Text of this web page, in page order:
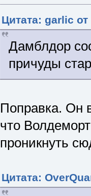
Цитата: garlic от
Дамблдор
причуды
Поправка. Он
что
проникнуть
Цитата: